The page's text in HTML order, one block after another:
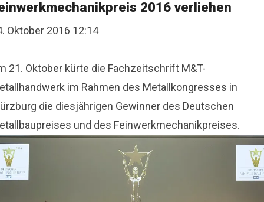
2016 verliehen
Oktober 2016 12:14
21. Oktober kürte die Fachzeitschrift M&T-
im Rahmen des Metallkongresses in
die diesjährigen Gewinner des Deutschen
und des Feinwerkmechanikpreises.